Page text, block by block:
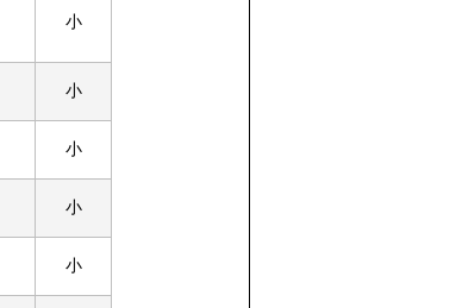
小
小
小
小
小